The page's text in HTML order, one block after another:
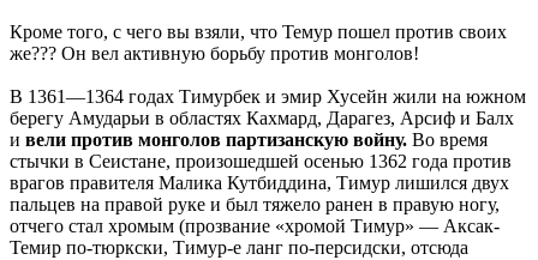
Кроме того, с чего вы взяли, что Темур пошел против своих
же??? Он вел активную борьбу против монголов!
В 1361—1364 годах Тимурбек и эмир Хусейн жили на южном
берегу Амударьи в областях Кахмард, Дарагез, Арсиф и Балх
и вели против монголов партизанскую войну. Во время
стычки в Сеистане, произошедшей осенью 1362 года против
врагов правителя Малика Кутбиддина, Тимур лишился двух
пальцев на правой руке и был тяжело ранен в правую ногу,
отчего стал хромым (прозвание «хромой Тимур» — Аксак-
Темир по-тюркски, Тимур-е ланг по-персидски, отсюда